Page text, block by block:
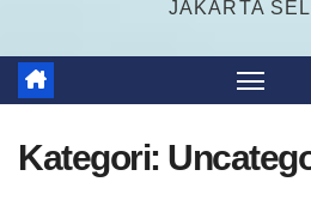
JAKARTA
Kategori: